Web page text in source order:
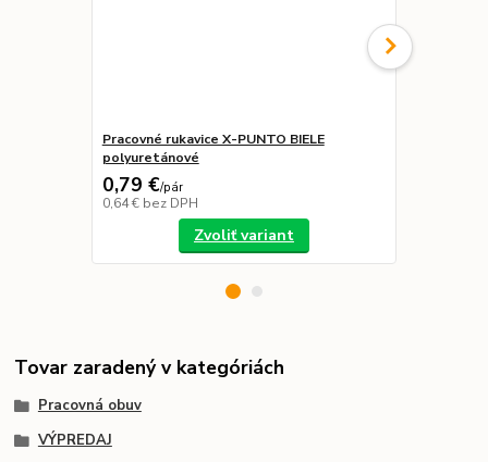
Pracovné rukavice X-PUNTO BIELE
polyuretánové
0,79 €/pár
0,64 € bez DPH
Zvoliť variant
Tovar zaradený v kategóriách
Pracovná obuv
VÝPREDAJ